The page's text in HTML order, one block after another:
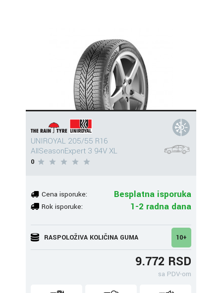
UNIROYAL 205/55 R16
AllSeasonExpert 3 94V XL
0
Cena isporuke: Besplatna isporuka
Rok isporuke: 1-2 radna dana
RASPOLOŽIVA KOLIČINA GUMA 10+
9.772 RSD
sa PDV-om